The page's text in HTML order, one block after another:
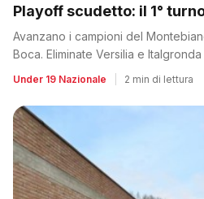
Playoff scudetto: il 1°
Avanzano i campioni del
Boca. Eliminate Versilia e Italgronda
Under 19 Nazionale 2 min di lettura